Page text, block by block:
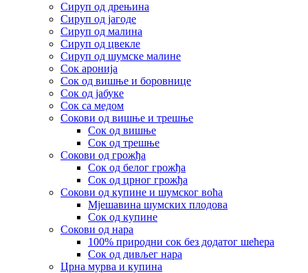
Сируп од дрењина
Сируп од јагоде
Сируп од малина
Сируп од цвекле
Сируп од шумске малине
Сок аронија
Сок од вишње и боровнице
Сок од јабуке
Сок са медом
Сокови од вишње и трешње
Сок од вишње
Сок од трешње
Сокови од грожђа
Сок од белог грожђа
Сок од црног грожђа
Сокови од купине и шумског воћа
Мјешавина шумских плодова
Сок од купине
Сокови од нара
100% природни сок без додатог шећера
Сок од дивљег нара
Црна мурва и купина